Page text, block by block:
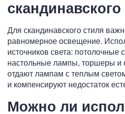
Для скандинавского стиля
равномерное освещение.
источников света: потолочные
настольные лампы, торшеры и
отдают лампам с теплым
и компенсируют недостаток
Можно ли